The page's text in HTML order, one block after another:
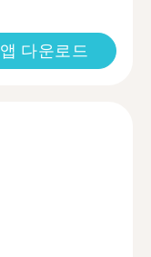
앱 다운로드